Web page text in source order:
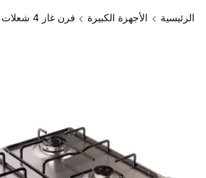
الرئيسية الأجهزة الكبيرة فرن غاز 4 شعلات 60cm Émail